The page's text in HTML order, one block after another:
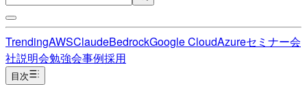
TrendingAWSClaudeBedrockGoogle CloudAzureセミナー会
社説明会勉強会事例採用
目次